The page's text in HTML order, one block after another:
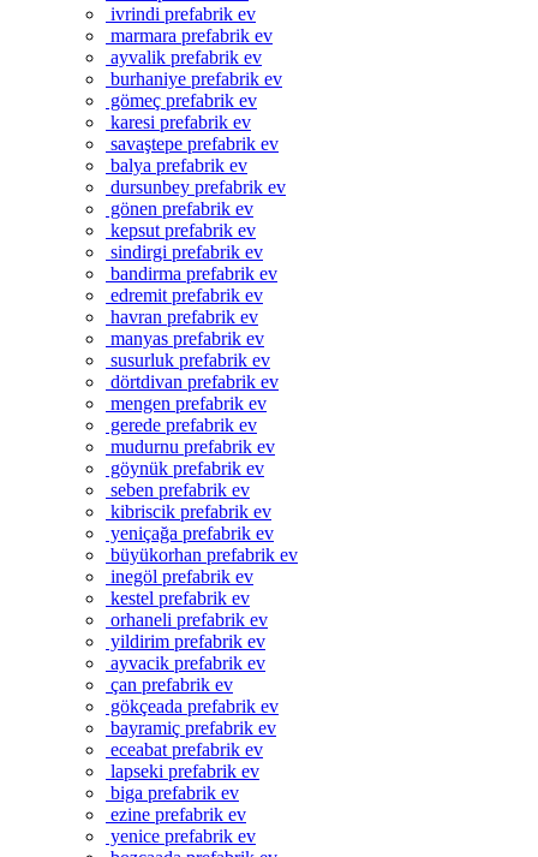
ivrindi prefabrik ev
marmara prefabrik ev
ayvalik prefabrik ev
burhaniye prefabrik ev
gömeç prefabrik ev
karesi prefabrik ev
savaştepe prefabrik ev
balya prefabrik ev
dursunbey prefabrik ev
gönen prefabrik ev
kepsut prefabrik ev
sindirgi prefabrik ev
bandirma prefabrik ev
edremit prefabrik ev
havran prefabrik ev
manyas prefabrik ev
susurluk prefabrik ev
dörtdivan prefabrik ev
mengen prefabrik ev
gerede prefabrik ev
mudurnu prefabrik ev
göynük prefabrik ev
seben prefabrik ev
kibriscik prefabrik ev
yeniçağa prefabrik ev
büyükorhan prefabrik ev
inegöl prefabrik ev
kestel prefabrik ev
orhaneli prefabrik ev
yildirim prefabrik ev
ayvacik prefabrik ev
çan prefabrik ev
gökçeada prefabrik ev
bayramiç prefabrik ev
eceabat prefabrik ev
lapseki prefabrik ev
biga prefabrik ev
ezine prefabrik ev
yenice prefabrik ev